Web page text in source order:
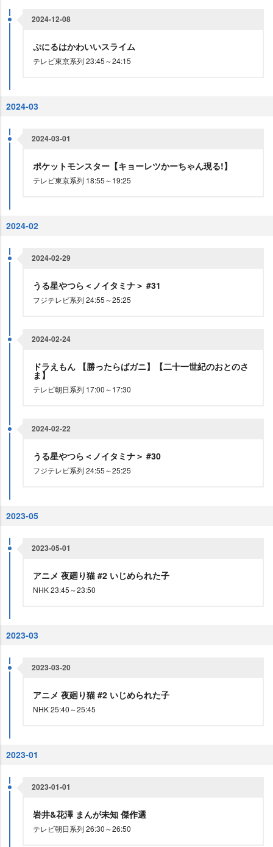
2024-12-08
ぷにるはかわいいスライム
テレビ東京系列 23:45～24:15
2024-03
2024-03-01
ポケットモンスター【キョーレツかーちゃん現る!】
テレビ東京系列 18:55～19:25
2024-02
2024-02-29
うる星やつら＜ノイタミナ＞ #31
フジテレビ系列 24:55～25:25
2024-02-24
ドラえもん 【勝ったらばガニ】【二十一世紀のおとのさ
ま】
テレビ朝日系列 17:00～17:30
2024-02-22
うる星やつら＜ノイタミナ＞ #30
フジテレビ系列 24:55～25:25
2023-05
2023-05-01
アニメ 夜廻り猫 #2 いじめられた子
NHK 23:45～23:50
2023-03
2023-03-20
アニメ 夜廻り猫 #2 いじめられた子
NHK 25:40～25:45
2023-01
2023-01-01
井&花澤 まんが未知 傑作選
テレビ朝日系列 26:30～26:50